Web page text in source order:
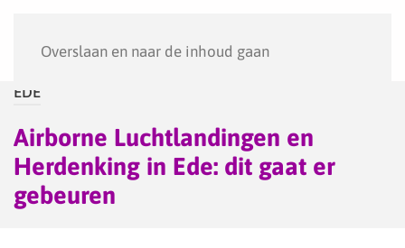
Overslaan en naar de inhoud gaan
EDE
Airborne Luchtlandingen en
Herdenking in Ede: dit gaat er
gebeuren